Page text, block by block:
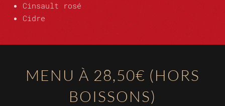
Cinsault rosé
Cidre
MENU À 28,50€ (HORS
BOISSONS)